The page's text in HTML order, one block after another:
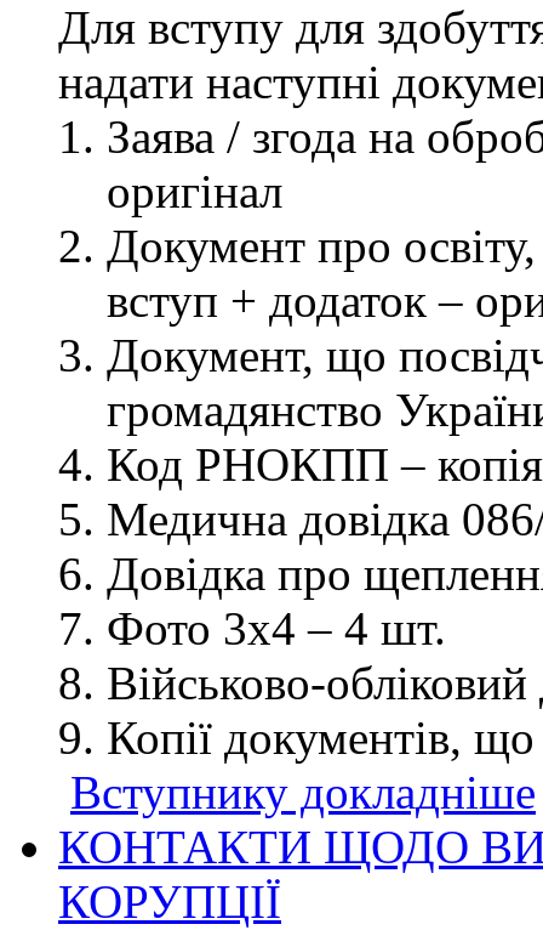
Для вступу для
надати наступні
Заява / згода на
оригінал
Документ про освіту,
вступ + додаток –
Документ, що
громадянство
Код РНОКПП – копія
Медична довідка
Довідка про
Фото 3х4 – 4 шт.
Військово-
Копії документів,
Вступнику докладніше
КОНТАКТИ ЩОДО
КОРУПЦІЇ